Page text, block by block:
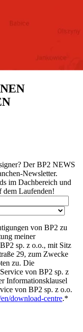
Der BP2 NEWS
Newsletter.
im Dachbereich und
dem Laufenden!
von BP2 zu
meiner
sp. z o.o., mit Sitz
29, zum Zwecke
zu. Die
von BP2 sp. z
Informationsklausel
von BP2 sp. z o.o.
download-centre.*